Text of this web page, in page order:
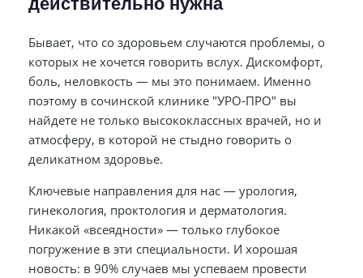
Бывает, что со здоровьем случаются проблемы, о
которых не хочется говорить вслух. Дискомфорт,
боль, неловкость — мы это понимаем. Именно
поэтому в сочинской клинике "УРО-ПРО" вы
найдете не только высококлассных врачей, но и
атмосферу, в которой не стыдно говорить о
деликатном здоровье.
Ключевые направления для нас — урология,
гинекология, проктология и дерматология.
Никакой «всеядности» — только глубокое
погружение в эти специальности. И хорошая
новость: в 90% случаев мы успеваем провести